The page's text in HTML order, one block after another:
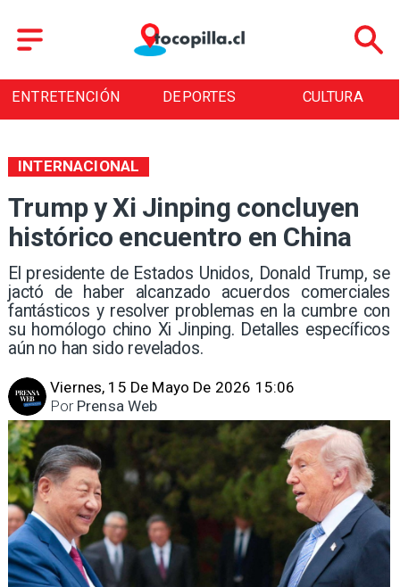
ENTRETENCIÓN DEPORTES CULTURA
Trump y Xi Jinping concluyen
histórico encuentro en China
El presidente de Estados Unidos, Donald Trump, se
jactó de haber alcanzado acuerdos comerciales
fantásticos y resolver problemas en la cumbre con
su homólogo chino Xi Jinping. Detalles específicos
aún no han sido revelados.
INTERNACIONAL
Viernes, 15 De Mayo De 2026 15:06
Prensa Web
Por